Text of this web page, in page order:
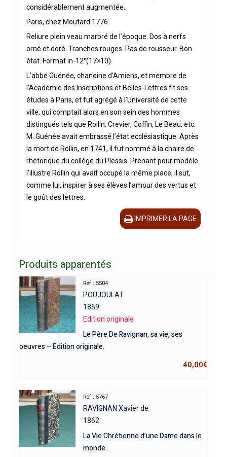
considérablement augmentée.
Paris, chez Moutard 1776.
Reliure plein veau marbré de l’époque. Dos à nerfs
orné et doré. Tranches rouges. Pas de rousseur. Bon
état. Format in-12°(17×10).
L’abbé Guénée, chanoine d’Amiens, et membre de
l’Académie des Inscriptions et Belles-Lettres fit ses
études à Paris, et fut agrégé à l’Université de cette
ville, qui comptait alors en son sein des hommes
distingués tels que Rollin, Crevier, Coffin, Le Beau, etc.
M. Guénée avait embrassé l’état ecclésiastique. Après
la mort de Rollin, en 1741, il fut nommé à la chaire de
rhétorique du collège du Plessis. Prenant pour modèle
l’illustre Rollin qui avait occupé la même place, il sut,
comme lui, inspirer à ses élèves l’amour des vertus et
le goût des lettres.
IMPRIMER LA PAGE
Produits apparentés
Réf : 5504
POUJOULAT
1859
Edition originale
Le Père De Ravignan, sa vie, ses
oeuvres – Édition originale.
40,00€
Réf : 5767
RAVIGNAN Xavier de
1862
La Vie Chrétienne d’une Dame dans le
monde.